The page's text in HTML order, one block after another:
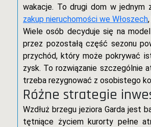
wakacje. To drugi dom w jednym
zakup nieruchomości we Włoszech
Wiele osób decyduje się na
przez pozostałą część sezonu
przychód, który może pokrywać
zysk. To rozwiązanie szczególnie
trzeba rezygnować z osobistego
Różne strategie
Wzdłuż brzegu jeziora Garda jest
tętniące życiem kurorty pełne